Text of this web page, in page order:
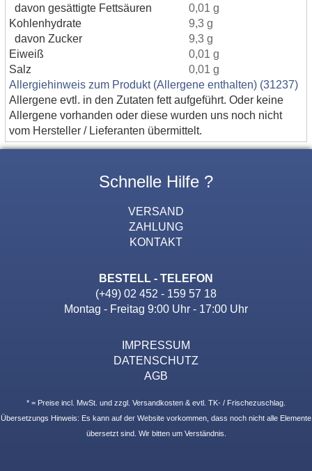
davon gesättigte Fettsäuren
0,01 g
Kohlenhydrate
9,3 g
davon Zucker
9,3 g
Eiweiß
0,01 g
Salz
0,01 g
Allergiehinweis zum Produkt (Allergene enthalten) (31237)
Allergene evtl. in den Zutaten fett aufgeführt. Oder keine
Allergene vorhanden oder diese wurden uns noch nicht
vom Hersteller / Lieferanten übermittelt.
Schnelle Hilfe ?
VERSAND
ZAHLUNG
KONTAKT
BESTELL - TELEFON
(+49) 02 452 - 159 57 18
Montag - Freitag 9:00 Uhr - 17:00 Uhr
IMPRESSUM
DATENSCHUTZ
AGB
* = Preise incl. MwSt. und zzgl. Versandkosten & evtl. TK- / Frischezuschlag.
Übersetzungs Hinweis: Es kann auf der Website vorkommen, dass noch nicht alle Elemente
übersetzt sind. Wir bitten um Verständnis.